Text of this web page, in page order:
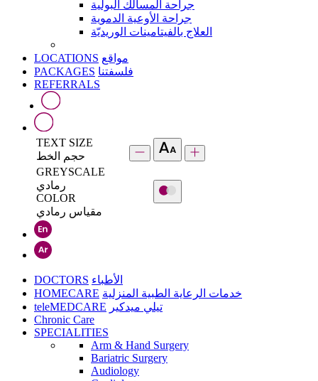
جراحة المسالك البولية
جراحة الأوعية الدموية
العلاج بالفيتامينات الوريديّة
LOCATIONS مواقع
PACKAGES فلسفتنا
REFERRALS
TEXT SIZE
حجم الخط
GREYSCALE
رمادي
COLOR
مقياس رمادي
DOCTORS الأطباء
HOMECARE خدمات الرعاية الطبية المنزلية
teleMEDCARE تيلي ميدكير
Chronic Care
SPECIALITIES
Arm & Hand Surgery
Bariatric Surgery
Audiology